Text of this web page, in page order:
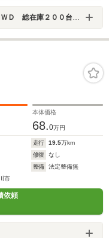
台 全車ＡＩＳ鑑定済 業販歓迎
本体価格
68.0万円
走行 19.5万km
修復
なし
整備
法定整備無
市
依頼